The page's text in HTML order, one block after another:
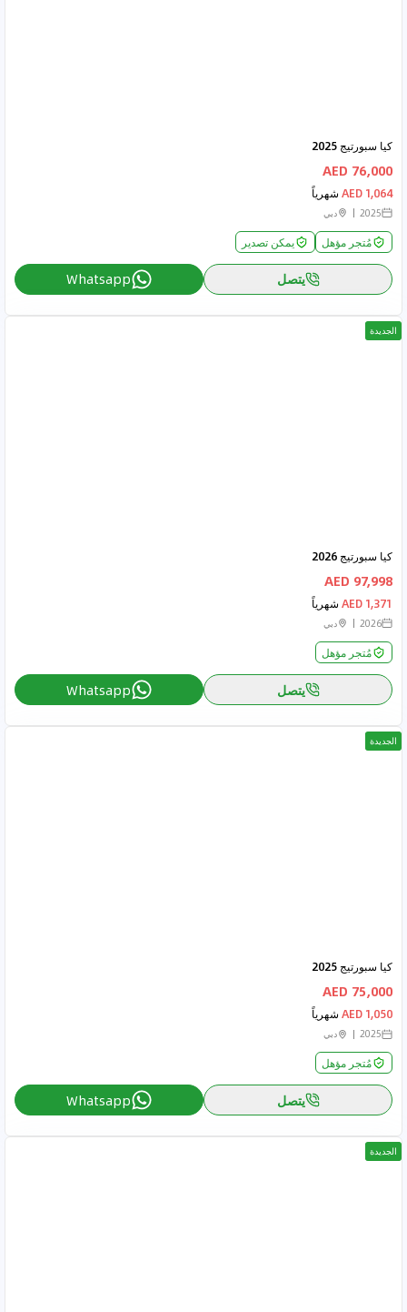
كيا سبورتيج 2025
76,000 AED
1,064 AED شهرياً
2025 دبي
مُتجر مؤهل يمكن تصدير
يتصل Whatsapp
الجديدة
كيا سبورتيج 2026
97,998 AED
1,371 AED شهرياً
2026 دبي
مُتجر مؤهل
يتصل Whatsapp
الجديدة
كيا سبورتيج 2025
75,000 AED
1,050 AED شهرياً
2025 دبي
مُتجر مؤهل
يتصل Whatsapp
الجديدة